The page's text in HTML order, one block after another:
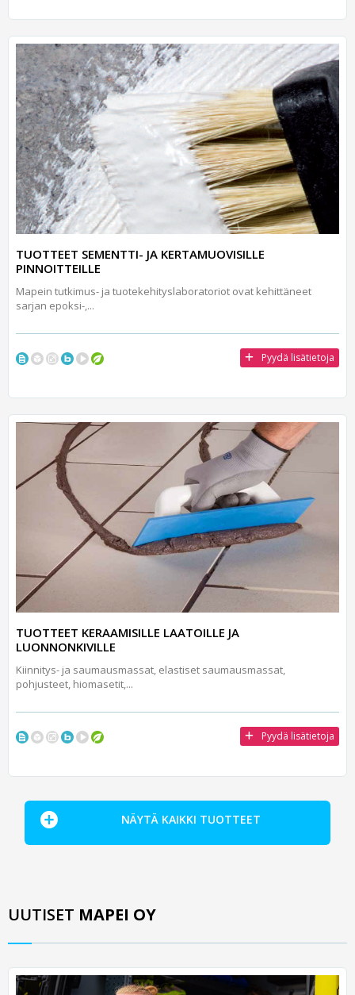
TUOTTEET SEMENTTI- JA KERTAMUOVISILLE
PINNOITTEILLE
Mapein tutkimus- ja tuotekehityslaboratoriot ovat kehittäneet
sarjan epoksi-,...
Pyydä lisätietoja
TUOTTEET KERAAMISILLE LAATOILLE JA
LUONNONKIVILLE
Kiinnitys- ja saumausmassat, elastiset saumausmassat,
pohjusteet, hiomasetit,...
Pyydä lisätietoja
NÄYTÄ KAIKKI TUOTTEET
UUTISET MAPEI OY